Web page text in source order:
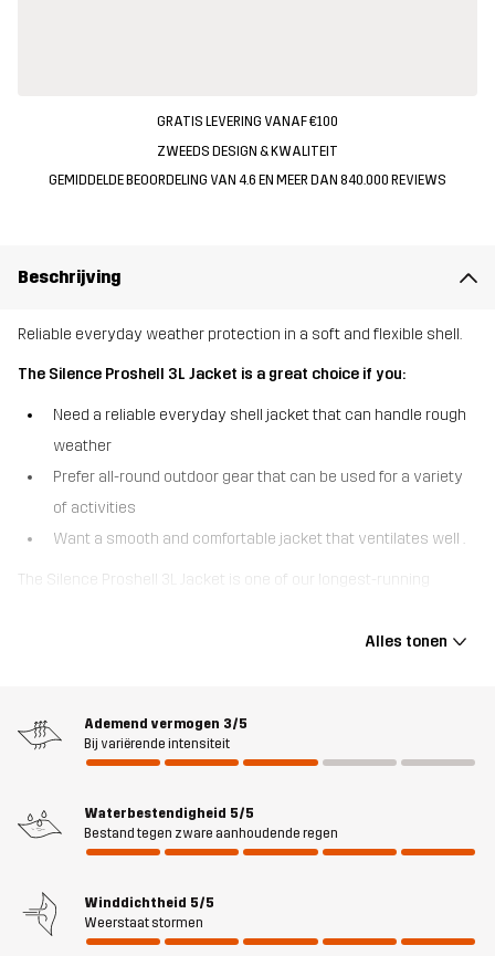
GRATIS LEVERING VANAF €100
ZWEEDS DESIGN & KWALITEIT
GEMIDDELDE BEOORDELING VAN 4.6 EN MEER DAN 840.000 REVIEWS
Beschrijving
Reliable everyday weather protection in a soft and flexible shell.
The Silence Proshell 3L Jacket is a great choice if you:
Need a reliable everyday shell jacket that can handle rough
weather
Prefer all-round outdoor gear that can be used for a variety
of activities
Want a smooth and comfortable jacket that ventilates well .
The Silence Proshell 3L Jacket is one of our longest-running
and ultimate comfort. This 3-layer jacket is made of recycled
has taped seams and a DWR finish for added protection. The 2-
way pit zips allow for quick heat release and keep you dry even
several smart pockets to keep your valuables safe and is
adjustable at the bottom hem, cuffs and hood for a custom fit. This
and other everyday outdoor activities in cool to warm
temperatures. .
Alles tonen
Ademend vermogen 3/5
Bij variërende intensiteit
Waterbestendigheid 5/5
Bestand tegen zware aanhoudende regen
Winddichtheid 5/5
Weerstaat stormen